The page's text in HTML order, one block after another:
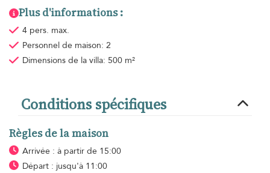
Plus d'informations :
4 pers. max.
Personnel de maison: 2
Dimensions de la villa: 500 m²
Conditions spécifiques
Règles de la maison
Arrivée : à partir de 15:00
Départ : jusqu'à 11:00